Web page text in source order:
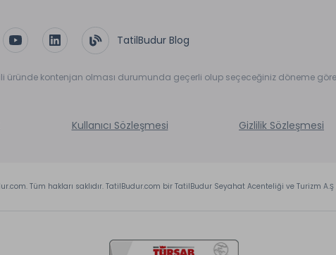
TatilBudur Blog
üründe kontenjan olması durumunda geçerli olup seçeceğiniz döneme
Kullanıcı Sözleşmesi Gizlilik Sözleşmesi
Tüm hakları saklıdır. TatilBudur.com bir TatilBudur Seyahat Acenteliği ve Turizm